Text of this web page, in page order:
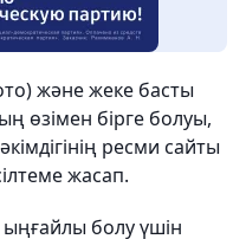
және жеке басты
өзімен бірге болуы,
ресми сайты
жасап.
болу үшін